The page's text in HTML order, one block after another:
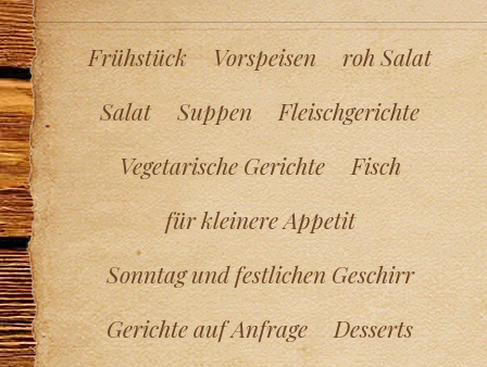
Frühstück Vorspeisen
roh Salat
Salat
Suppen
Fleischgerichte
Vegetarische Gerichte
Fisch
für kleinere Appetit
Sonntag und festlichen Geschirr
Gerichte auf Anfrage
Desserts